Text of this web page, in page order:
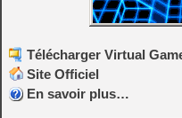
Télécharger Virtual
Site Officiel
En savoir plus…